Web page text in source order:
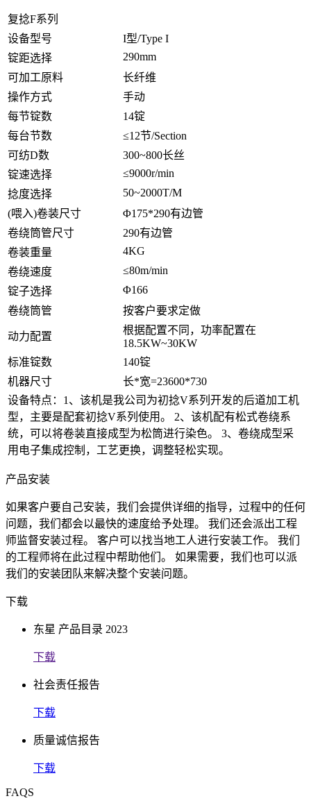
复捻F系列
设备型号
I型/Type I
锭距选择
290mm
可加工原料
长纤维
操作方式
手动
每节锭数
14锭
每台节数
≤12节/Section
可纺D数
300~800长丝
锭速选择
≤9000r/min
捻度选择
50~2000T/M
(喂入)卷装尺寸
Φ175*290有边管
卷绕筒管尺寸
290有边管
卷装重量
4KG
卷绕速度
≤80m/min
锭子选择
Φ166
卷绕筒管
按客户要求定做
动力配置
根据配置不同，功率配置在
18.5KW~30KW
标准锭数
140锭
机器尺寸
长*宽=23600*730
设备特点：1、该机是我公司为初捻V系列开发的后道加工机
型，主要是配套初捻V系列使用。 2、该机配有松式卷绕系
统，可以将卷装直接成型为松筒进行染色。 3、卷绕成型采
用电子集成控制，工艺更换，调整轻松实现。
产品安装
如果客户要自己安装，我们会提供详细的指导，过程中的任何
问题，我们都会以最快的速度给予处理。 我们还会派出工程
师监督安装过程。 客户可以找当地工人进行安装工作。 我们
的工程师将在此过程中帮助他们。 如果需要，我们也可以派
我们的安装团队来解决整个安装问题。
下载
东星 产品目录 2023
下载
社会责任报告
下载
质量诚信报告
下载
FAQS